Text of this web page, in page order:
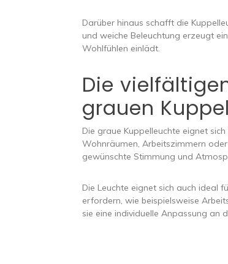
Darüber hinaus schafft die
und weiche Beleuchtung erzeugt
Wohlfühlen einlädt.
Die
grauen
Die graue Kuppelleuchte eignet
Wohnräumen, Arbeitszimmern
gewünschte Stimmung und
Die Leuchte eignet sich auch ideal
erfordern, wie beispielsweise
sie eine individuelle Anpassung an